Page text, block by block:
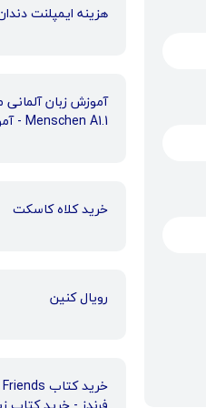
هزینه ایمپلنت
آموزش زبان
Menschen A1.1 - آموزش آنلاین کتاب منشن
خرید کلاه کاسکت
رویال کنین